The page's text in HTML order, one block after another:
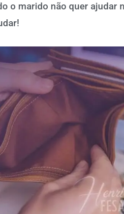
o marido não quer ajudar